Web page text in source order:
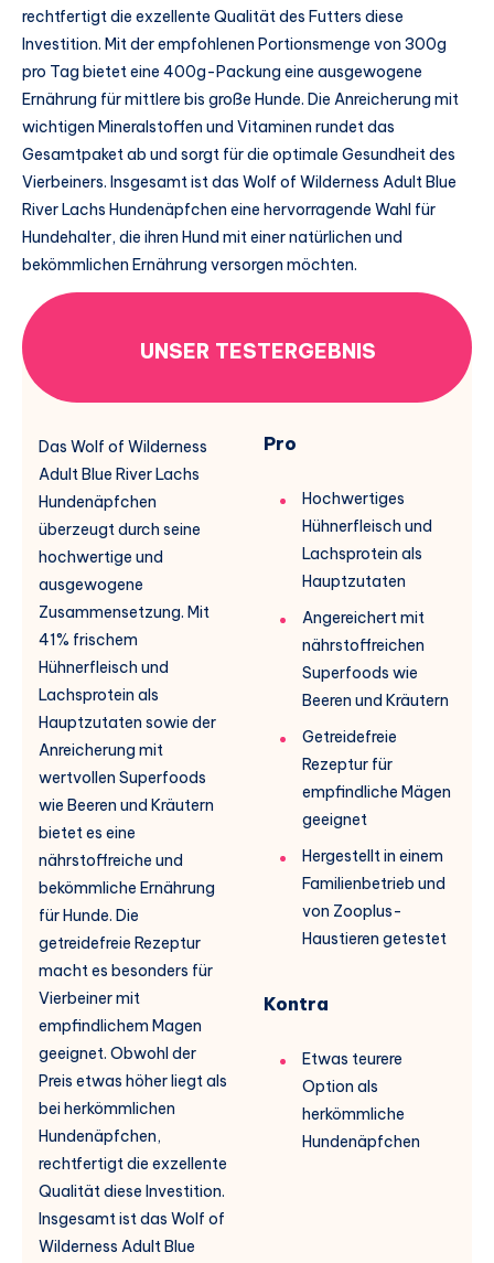
rechtfertigt die exzellente Qualität des Futters diese
Investition. Mit der empfohlenen Portionsmenge von 300g
pro Tag bietet eine 400g-Packung eine ausgewogene
Ernährung für mittlere bis große Hunde. Die Anreicherung mit
wichtigen Mineralstoffen und Vitaminen rundet das
Gesamtpaket ab und sorgt für die optimale Gesundheit des
Vierbeiners. Insgesamt ist das Wolf of Wilderness Adult Blue
River Lachs Hundenäpfchen eine hervorragende Wahl für
Hundehalter, die ihren Hund mit einer natürlichen und
bekömmlichen Ernährung versorgen möchten.
UNSER TESTERGEBNIS
Das Wolf of Wilderness
Adult Blue River Lachs
Hundenäpfchen
überzeugt durch seine
hochwertige und
ausgewogene
Zusammensetzung. Mit
41% frischem
Hühnerfleisch und
Lachsprotein als
Hauptzutaten sowie der
Anreicherung mit
wertvollen Superfoods
wie Beeren und Kräutern
bietet es eine
nährstoffreiche und
bekömmliche Ernährung
für Hunde. Die
getreidefreie Rezeptur
macht es besonders für
Vierbeiner mit
empfindlichem Magen
geeignet. Obwohl der
Preis etwas höher liegt als
bei herkömmlichen
Hundenäpfchen,
rechtfertigt die exzellente
Qualität diese Investition.
Insgesamt ist das Wolf of
Wilderness Adult Blue
Pro
Hochwertiges
Hühnerfleisch und
Lachsprotein als
Hauptzutaten
Angereichert mit
nährstoffreichen
Superfoods wie
Beeren und Kräutern
Getreidefreie
Rezeptur für
empfindliche Mägen
geeignet
Hergestellt in einem
Familienbetrieb und
von Zooplus-
Haustieren getestet
Kontra
Etwas teurere
Option als
herkömmliche
Hundenäpfchen